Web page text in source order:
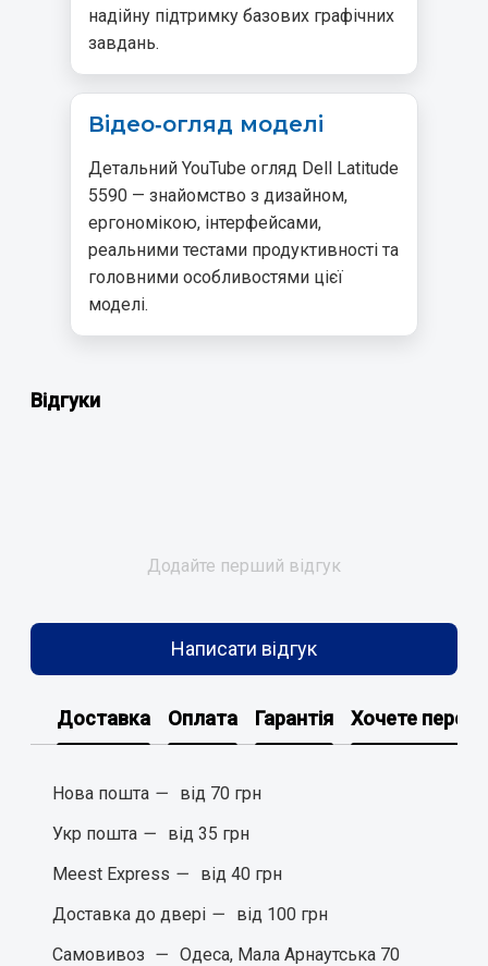
надійну підтримку базових графічних
завдань.
Відео‑огляд моделі
Детальний YouTube огляд Dell Latitude
5590 — знайомство з дизайном,
ергономікою, інтерфейсами,
реальними тестами продуктивності та
головними особливостями цієї
моделі.
Відгуки
Додайте перший відгук
Написати відгук
Доставка Оплата Гарантія Хочете
Нова пошта — вiд 70 грн
Укр пошта — вiд 35 грн
Meest Express — вiд 40 грн
Доставка до дверi —вiд 100 грн
Самовивоз — Одеса, Мала Арнаутська 70